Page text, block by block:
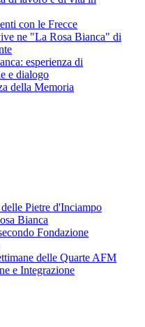
con le Frecce
ne "La Rosa Bianca" di
esperienza di
e dialogo
della Memoria
delle Pietre d'Inciampo
Bianca
Fondazione
delle Quarte AFM
e Integrazione